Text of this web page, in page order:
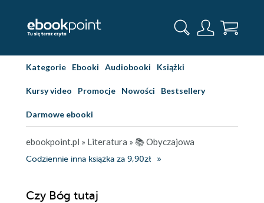
Kategorie Ebooki Audiobooki Książki
Kursy video Promocje Nowości Bestsellery
Darmowe ebooki
ebookpoint.pl » Literatura » 📚 Obyczajowa
Codziennie inna książka za 9,90zł
Czy Bóg tutaj